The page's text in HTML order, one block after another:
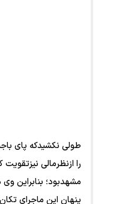
طولی نکشیدکه پای
را ازنظرمالی
مشهدبود؛ بنابراین
پنهان این ماجرای